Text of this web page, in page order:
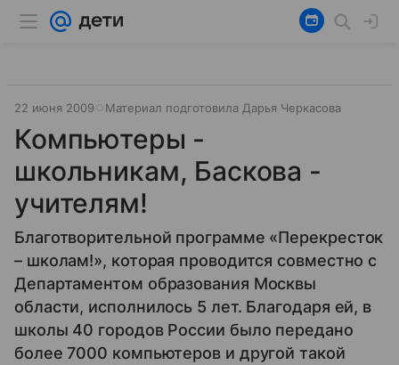
22 июня 2009 Материал подготовила Дарья Черкасова
Компьютеры -
школьникам, Баскова -
учителям!
Благотворительной программе «Перекресток
– школам!», которая проводится совместно с
Департаментом образования Москвы
области, исполнилось 5 лет. Благодаря ей, в
школы 40 городов России было передано
более 7000 компьютеров и другой такой